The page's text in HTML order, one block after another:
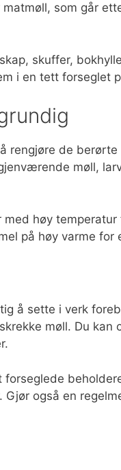
som går
skuffer,
i en tett forseglet
rengjøre de
møll,
høy
på høy varme for
å sette i verk
møll. Du kan
også en